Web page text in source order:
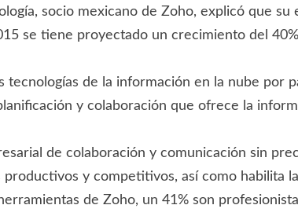
socio mexicano de Zoho, explicó que
se tiene proyectado un crecimiento del
tecnologías de la información en la nube por
y colaboración que ofrece la
de colaboración y comunicación sin
y competitivos, así como habilita
de Zoho, un 41% son